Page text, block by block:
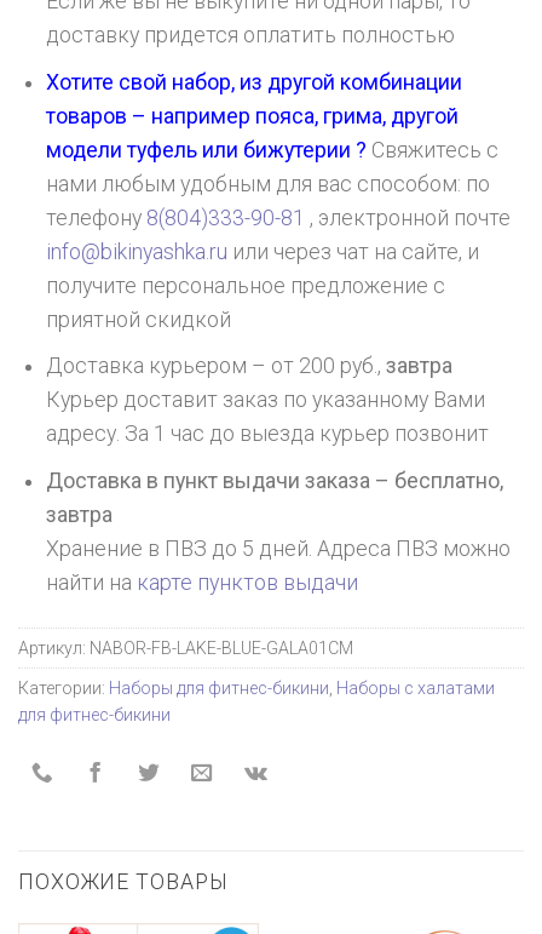
доставку придется оплатить полностью
Хотите свой набор, из другой комбинации
товаров – например пояса, грима, другой
модели туфель или бижутерии ? Свяжитесь с
нами любым удобным для вас способом: по
телефону 8(804)333-90-81 , электронной почте
info@bikinyashka.ru или через чат на сайте, и
получите персональное предложение с
приятной скидкой
Доставка курьером – от 200 руб.,завтра
Курьер доставит заказ по указанному Вами
адресу. За 1 час до выезда курьер позвонит
Доставка в пункт выдачи заказа – бесплатно,
завтра
Хранение в ПВЗ до 5 дней. Адреса ПВЗ можно
найти на карте пунктов выдачи
Артикул: NABOR-FB-LAKE-BLUE-GALA01CM
Категории: Наборы для фитнес-бикини Наборы с халатами
для фитнес-бикини
ПОХОЖИЕ ТОВАРЫ